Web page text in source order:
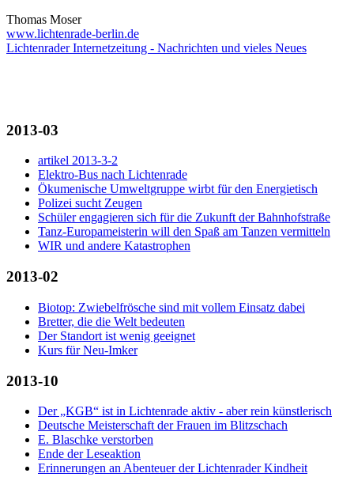
Thomas Moser
www.lichtenrade-berlin.de
Lichtenrader Internetzeitung - Nachrichten und vieles Neues
2013-03
artikel 2013-3-2
Elektro-Bus nach Lichtenrade
Ökumenische Umweltgruppe wirbt für den Energietisch
Polizei sucht Zeugen
Schüler engagieren sich für die Zukunft der Bahnhofstraße
Tanz-Europameisterin will den Spaß am Tanzen vermitteln
WIR und andere Katastrophen
2013-02
Biotop: Zwiebelfrösche sind mit vollem Einsatz dabei
Bretter, die die Welt bedeuten
Der Standort ist wenig geeignet
Kurs für Neu-Imker
2013-10
Der „KGB“ ist in Lichtenrade aktiv - aber rein künstlerisch
Deutsche Meisterschaft der Frauen im Blitzschach
E. Blaschke verstorben
Ende der Leseaktion
Erinnerungen an Abenteuer der Lichtenrader Kindheit